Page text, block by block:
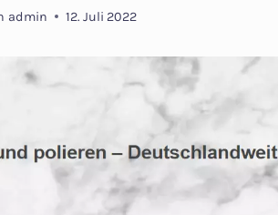
admin 12. Juli 2022